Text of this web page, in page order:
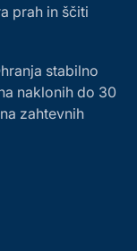
prah in ščiti
stabilno
naklonih do 30
zahtevnih